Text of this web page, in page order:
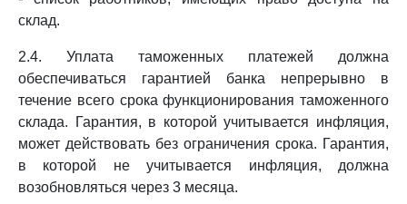
склад.
2.4. Уплата таможенных платежей должна
обеспечиваться гарантией банка непрерывно в
течение всего срока функционирования таможенного
склада. Гарантия, в которой учитывается инфляция,
может действовать без ограничения срока. Гарантия,
в которой не учитывается инфляция, должна
возобновляться через 3 месяца.